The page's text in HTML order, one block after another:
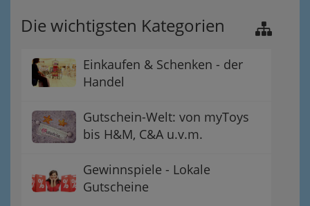
Die wichtigsten Kategorien
Einkaufen & Schenken - der
Handel
Gutschein-Welt: von myToys
bis H&M, C&A u.v.m.
Gewinnspiele - Lokale
Gutscheine